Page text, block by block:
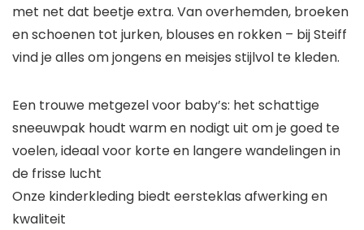
met net dat beetje extra. Van overhemden, broeken
en schoenen tot jurken, blouses en rokken – bij Steiff
vind je alles om jongens en meisjes stijlvol te kleden.
Een trouwe metgezel voor baby’s: het schattige
sneeuwpak houdt warm en nodigt uit om je goed te
voelen, ideaal voor korte en langere wandelingen in
de frisse lucht
Onze kinderkleding biedt eersteklas afwerking en
kwaliteit